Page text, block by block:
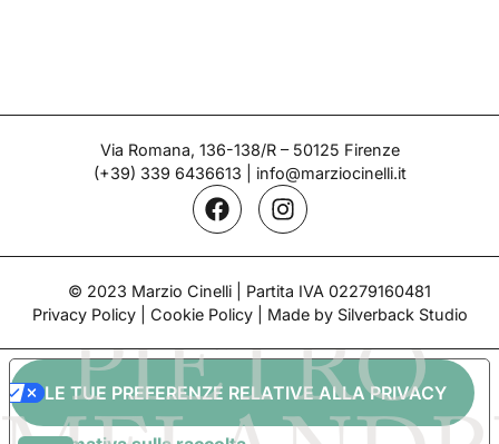
PIETRO